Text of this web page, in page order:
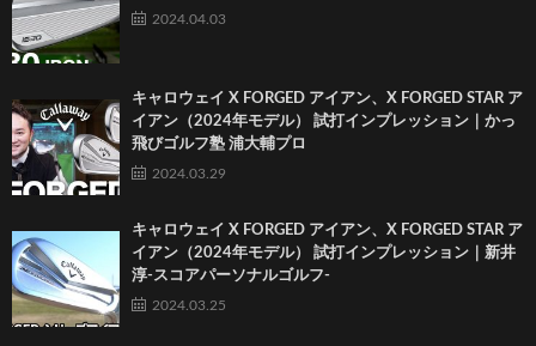
2024.04.03
キャロウェイ X FORGED アイアン、X FORGED STAR ア
イアン（2024年モデル） 試打インプレッション｜かっ
飛びゴルフ塾 浦大輔プロ
2024.03.29
キャロウェイ X FORGED アイアン、X FORGED STAR ア
イアン（2024年モデル） 試打インプレッション｜新井
淳-スコアパーソナルゴルフ-
2024.03.25